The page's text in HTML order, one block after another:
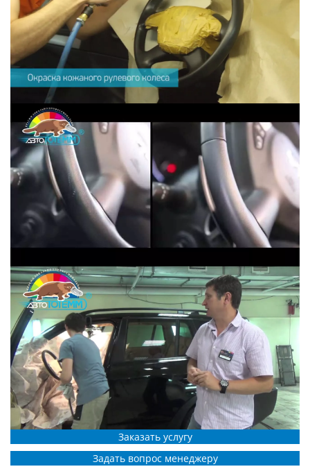
Заказать услугу
Задать вопрос менеджеру